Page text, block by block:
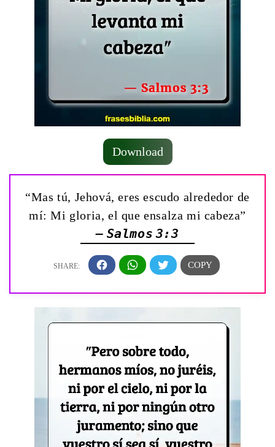
Download
“Mas tú, Jehová, eres escudo alrededor de
mí: Mi gloria, el que ensalza mi cabeza”
— Salmos 3:3